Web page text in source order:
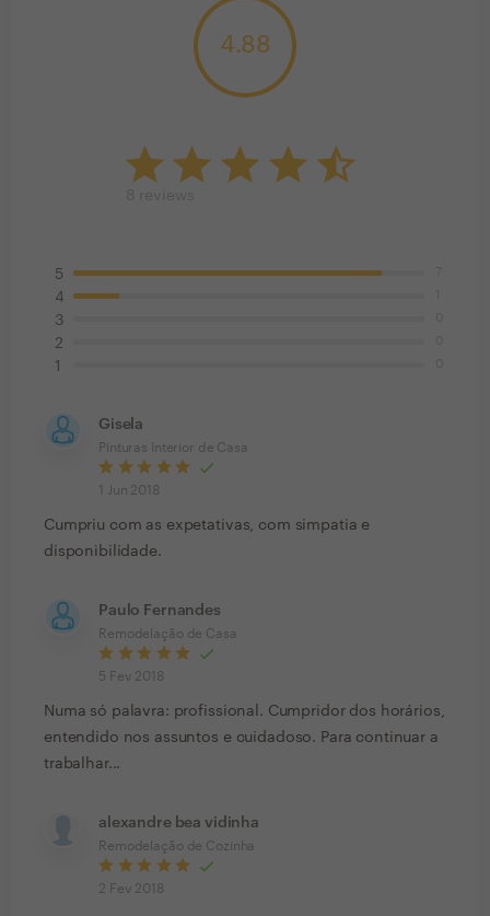
4.88
5
4
3
2
1
Gisela
Pinturas Interior de Casa
1 Jun 2018
Cumpriu com as expetativas, com simpatia e
disponibilidade.
Paulo Fernandes
Remodelação de Casa
5 Fev 2018
Numa só palavra: profissional. Cumpridor dos horários,
entendido nos assuntos e cuidadoso. Para continuar a
trabalhar...
alexandre bea vidinha
Remodelação de Cozinha
2 Fev 2018